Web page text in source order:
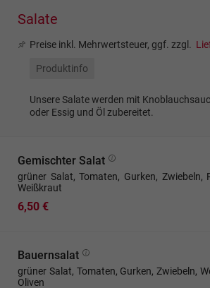
Salate
Preise inkl. Mehrwertsteuer, ggf. zzgl.
Produktinfo
Unsere Salate werden mit
oder Essig und Öl zubereitet.
Gemischter Salat
grüner Salat, Tomaten, Gurken, Zwiebeln,
Weißkraut
6,50 €
Bauernsalat
grüner Salat, Tomaten, Gurken, Zwiebeln,
Oliven